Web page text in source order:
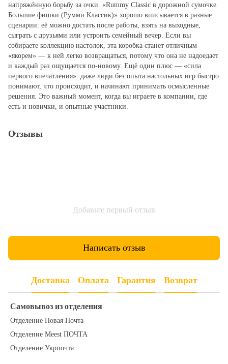
напряжённую борьбу за очки. «Rummy Classic в дорожной сумочке.
Большие фишки (Румми Классик)» хорошо вписывается в разные
сценарии: её можно достать после работы, взять на выходные,
сыграть с друзьями или устроить семейный вечер. Если вы
собираете коллекцию настолок, эта коробка станет отличным
«якорем» — к ней легко возвращаться, потому что она не надоедает
и каждый раз ощущается по‑новому. Ещё один плюс — «сила
первого впечатления»: даже люди без опыта настольных игр быстро
понимают, что происходит, и начинают принимать осмысленные
решения. Это важный момент, когда вы играете в компании, где
есть и новички, и опытные участники.
Отзывы
Добавьте первый отзыв
Написать отзыв
Доставка Оплата Гарантия Возврат
Самовывоз из отделения
Отделение Новая Почта
Отделение Meest ПОЧТА
Отделение Укрпочта